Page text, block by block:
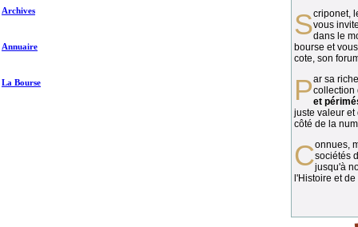
Archives
Annuaire
La Bourse
vous
dans le
bourse et
cote, son
Par sa richesse et sa diversité, lacollection
et
juste valeur et
côté de la
Connues, méconnues, ou inconnues, lessociétés
jusqu'à
l'Histoire et